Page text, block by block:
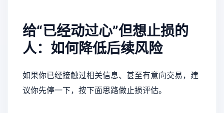
给“已经动过心”但想止损的
人：如何降低后续风险
如果你已经接触过相关信息、甚至有意向交易，建
议你先停一下，按下面思路做止损评估。